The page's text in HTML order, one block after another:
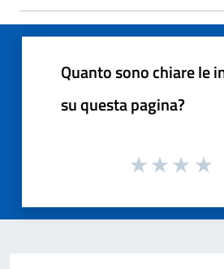
Quanto sono chiare le
su questa pagina?